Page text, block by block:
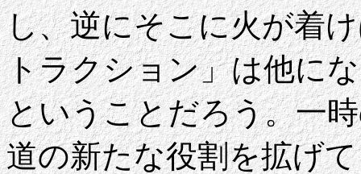
し、逆にそこに火が着
トラクション」は他に
ということだろう。一
道の新たな役割を拡げ